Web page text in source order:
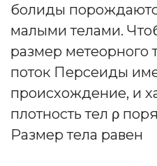
болиды
малыми телами.
размер метеорного
поток Персеиды
происхождение, и
плотность тел ρ
Размер тела равен